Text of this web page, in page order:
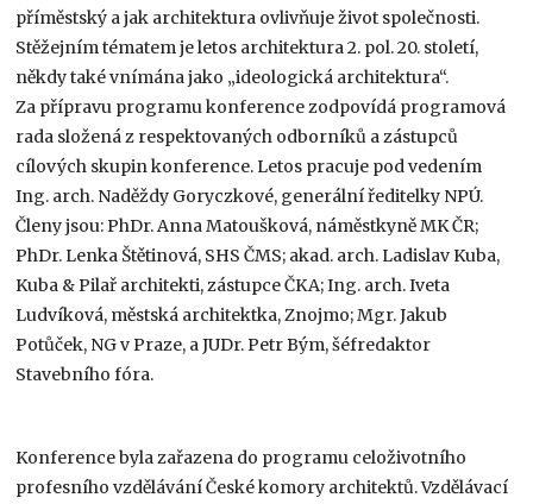
příměstský a jak architektura ovlivňuje život společnosti.
Stěžejním tématem je letos architektura 2. pol. 20. století,
někdy také vnímána jako „ideologická architektura“.
Za přípravu programu konference zodpovídá programová
rada složená z respektovaných odborníků a zástupců
cílových skupin konference. Letos pracuje pod vedením
Ing. arch. Naděždy Goryczkové, generální ředitelky NPÚ.
Členy jsou: PhDr. Anna Matoušková, náměstkyně MK ČR;
PhDr. Lenka Štětinová, SHS ČMS; akad. arch. Ladislav Kuba,
Kuba & Pilař architekti, zástupce ČKA; Ing. arch. Iveta
Ludvíková, městská architektka, Znojmo; Mgr. Jakub
Potůček, NG v Praze, a JUDr. Petr Bým, šéfredaktor
Stavebního fóra.
Konference byla zařazena do programu celoživotního
profesního vzdělávání České komory architektů. Vzdělávací